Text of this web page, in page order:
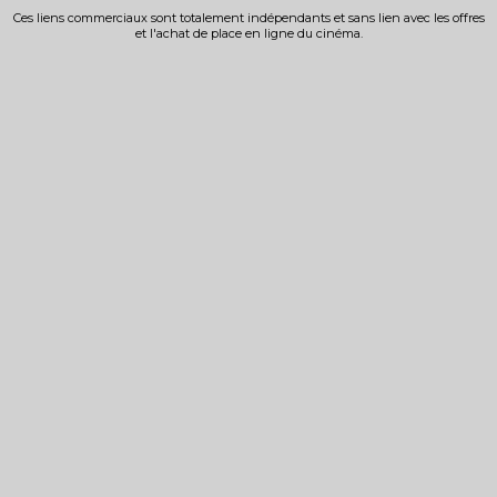
Ces liens commerciaux sont totalement indépendants et sans lien avec les offres
et l'achat de place en ligne du cinéma.